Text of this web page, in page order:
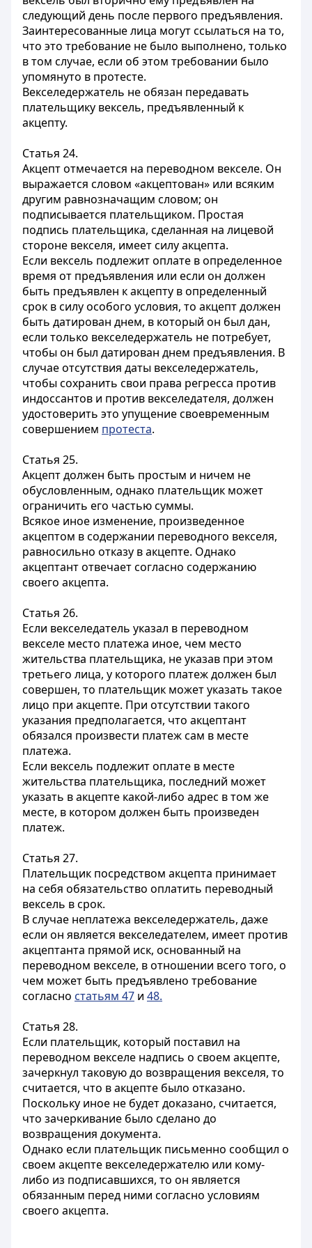
следующий день после первого предъявления.
Заинтересованные лица могут ссылаться на то,
что это требование не было выполнено, только
в том случае, если об этом требовании было
упомянуто в протесте.
Векселедержатель не обязан передавать
плательщику вексель, предъявленный к
акцепту.
Статья 24.
Акцепт отмечается на переводном векселе. Он
выражается словом «акцептован» или всяким
другим равнозначащим словом; он
подписывается плательщиком. Простая
подпись плательщика, сделанная на лицевой
стороне векселя, имеет силу акцепта.
Если вексель подлежит оплате в определенное
время от предъявления или если он должен
быть предъявлен к акцепту в определенный
срок в силу особого условия, то акцепт должен
быть датирован днем, в который он был дан,
если только векселедержатель не потребует,
чтобы он был датирован днем предъявления. В
случае отсутствия даты векселедержатель,
чтобы сохранить свои права регресса против
индоссантов и против векселедателя, должен
удостоверить это упущение своевременным
совершением протеста.
Статья 25.
Акцепт должен быть простым и ничем не
обусловленным, однако плательщик может
ограничить его частью суммы.
Всякое иное изменение, произведенное
акцептом в содержании переводного векселя,
равносильно отказу в акцепте. Однако
акцептант отвечает согласно содержанию
своего акцепта.
Статья 26.
Если векселедатель указал в переводном
векселе место платежа иное, чем место
жительства плательщика, не указав при этом
третьего лица, у которого платеж должен был
совершен, то плательщик может указать такое
лицо при акцепте. При отсутствии такого
указания предполагается, что акцептант
обязался произвести платеж сам в месте
платежа.
Если вексель подлежит оплате в месте
жительства плательщика, последний может
указать в акцепте какой-либо адрес в том же
месте, в котором должен быть произведен
платеж.
Статья 27.
Плательщик посредством акцепта принимает
на себя обязательство оплатить переводный
вексель в срок.
В случае неплатежа векселедержатель, даже
если он является векселедателем, имеет против
акцептанта прямой иск, основанный на
переводном векселе, в отношении всего того, о
чем может быть предъявлено требование
согласно статьям 47 и 48.
Статья 28.
Если плательщик, который поставил на
переводном векселе надпись о своем акцепте,
зачеркнул таковую до возвращения векселя, то
считается, что в акцепте было отказано.
Поскольку иное не будет доказано, считается,
что зачеркивание было сделано до
возвращения документа.
Однако если плательщик письменно сообщил о
своем акцепте векселедержателю или кому-
либо из подписавшихся, то он является
обязанным перед ними согласно условиям
своего акцепта.